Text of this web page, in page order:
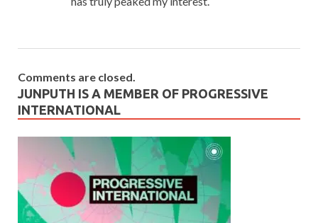
Comments are closed.
JUNPUTH IS A MEMBER OF PROGRESSIVE
INTERNATIONAL